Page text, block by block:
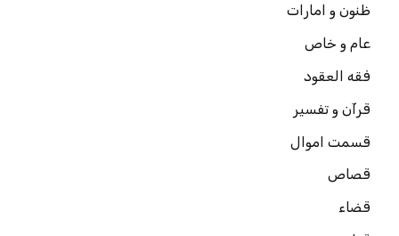
ظنون و امارات
عام و خاص
فقه العقود
قرآن و تفسیر
قسمت اموال
قصاص
قضاء